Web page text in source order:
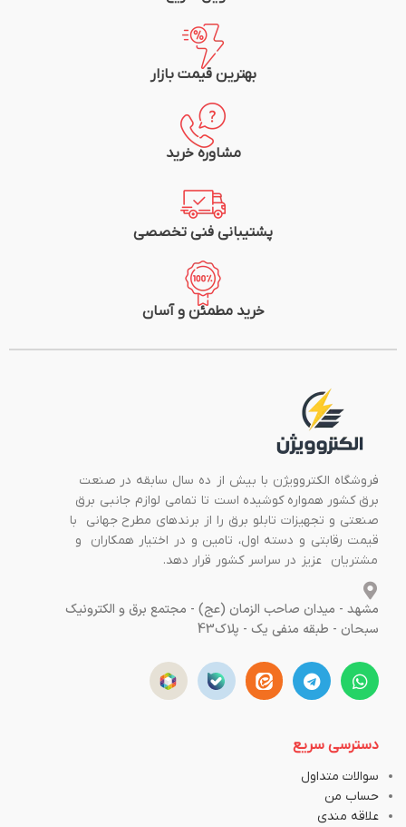
ضریب جمع شوندگی : ۲:۱ (۵۰% جمع
درجه سانتی گراد
شوندگی در محور عرضی)
Underwriters Laboratory آمریکا
سازگار با ضوابط RoHS و Sony
بسته بندی : رول حول قرقره مقوایی
رنگ : آبی، زرد، قرمز
بهترین قیمت بازار
مشاوره خرید
پشتیبانی فنی تخصصی
خرید مطمئن و آسان
فروشگاه الکتروویژن با بیش از ده سال سابقه در صنعت
برق کشور همواره کوشیده است تا تمامی لوازم جانبی برق
صنعتی و تجهیزات تابلو برق را از برندهای مطرح جهانی با
قیمت رقابتی و دسته اول، تامین و در اختیار همکاران و
مشتریان عزیز در سراسر کشور قرار دهد.
مشهد - میدان صاحب الزمان (عج) - مجتمع برق و الکترونیک
سبحان - طبقه منفی یک - پلاک43
دسترسی سریع
سوالات متداول
حساب من
علاقه مندی